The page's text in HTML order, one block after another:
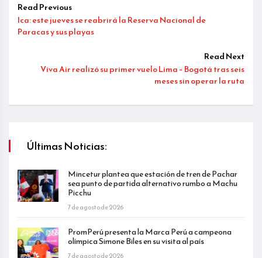
Read Previous
Ica: este jueves se reabrirá la Reserva Nacional de
Paracas y sus playas
Read Next
Viva Air realizó su primer vuelo Lima – Bogotá tras seis
meses sin operar la ruta
Últimas Noticias:
Mincetur plantea que estación de tren de Pachar
sea punto de partida alternativo rumbo a Machu
Picchu
7 de agosto de 2026
PromPerú presenta la Marca Perú a campeona
olímpica Simone Biles en su visita al país
7 de agosto de 2026